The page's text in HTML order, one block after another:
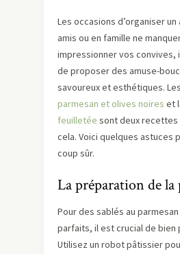
Les occasions d’organiser
amis ou en famille ne
impressionner vos convives,
de proposer des amuse-
savoureux et esthétiques. Les
parmesan et olives noires et
feuilletée sont deux
cela. Voici quelques astuces
coup sûr.
La préparation de la
Pour des sablés au
parfaits, il est crucial de bien
Utilisez un robot pâtissier